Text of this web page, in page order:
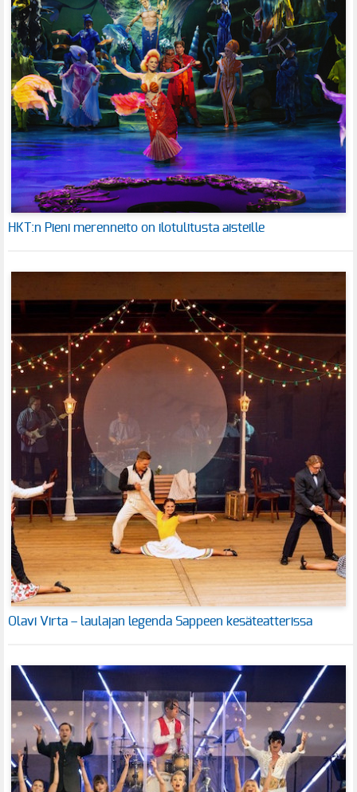
HKT:n Pieni merenneito on ilotulitusta aisteille
Olavi Virta – laulajan legenda Sappeen kesäteatterissa